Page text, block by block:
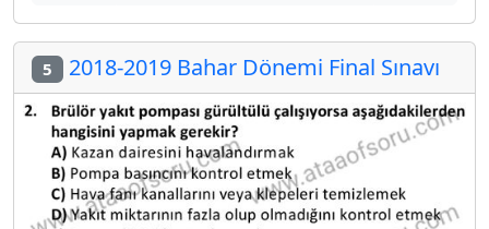
5 2018-2019 Bahar Dönemi Final Sınavı